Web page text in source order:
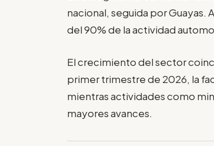
nacional, seguida por Guayas.
del 90% de la actividad
El crecimiento del sector
primer trimestre de 2026, la
mientras actividades como
mayores avances.